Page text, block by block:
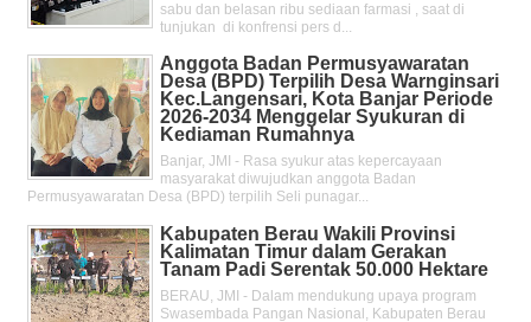
sabu dan belasan ribu sediaan farmasi , saat di
tunjukan di konfrensi pers d...
Anggota Badan Permusyawaratan
Desa (BPD) Terpilih Desa Warnginsari
Kec.Langensari, Kota Banjar Periode
2026-2034 Menggelar Syukuran di
Kediaman Rumahnya
Banjar, JMI - Rasa syukur atas kepercayaan
masyarakat diwujudkan anggota Badan
Permusyawaratan Desa (BPD) terpilih Seli punagar...
Kabupaten Berau Wakili Provinsi
Kalimatan Timur dalam Gerakan
Tanam Padi Serentak 50.000 Hektare
BERAU, JMI - Dalam mendukung upaya program
Swasembada Pangan Nasional, Kabupaten Berau